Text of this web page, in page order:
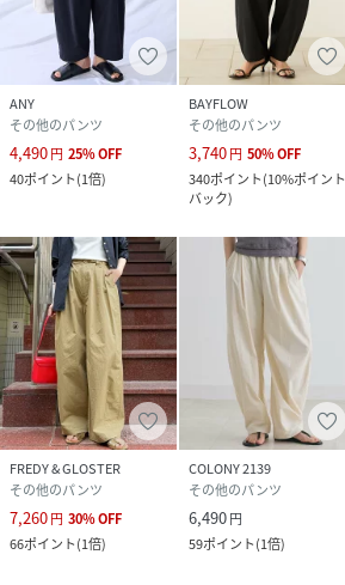
ANY
その他のパンツ
4,490円 25%OFF
40ポイント(1倍)
BAYFLOW
その他のパンツ
3,740円 50%OFF
340ポイント(10%ポイント
バック)
FREDY & GLOSTER
その他のパンツ
7,260円 30%OFF
66ポイント(1倍)
COLONY 2139
その他のパンツ
6,490円
59ポイント(1倍)